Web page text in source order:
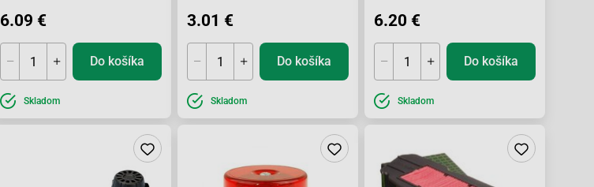
6.09 €
Do košíka
Skladom
3.01 €
Do košíka
Skladom
6.20 €
Do košíka
Skladom